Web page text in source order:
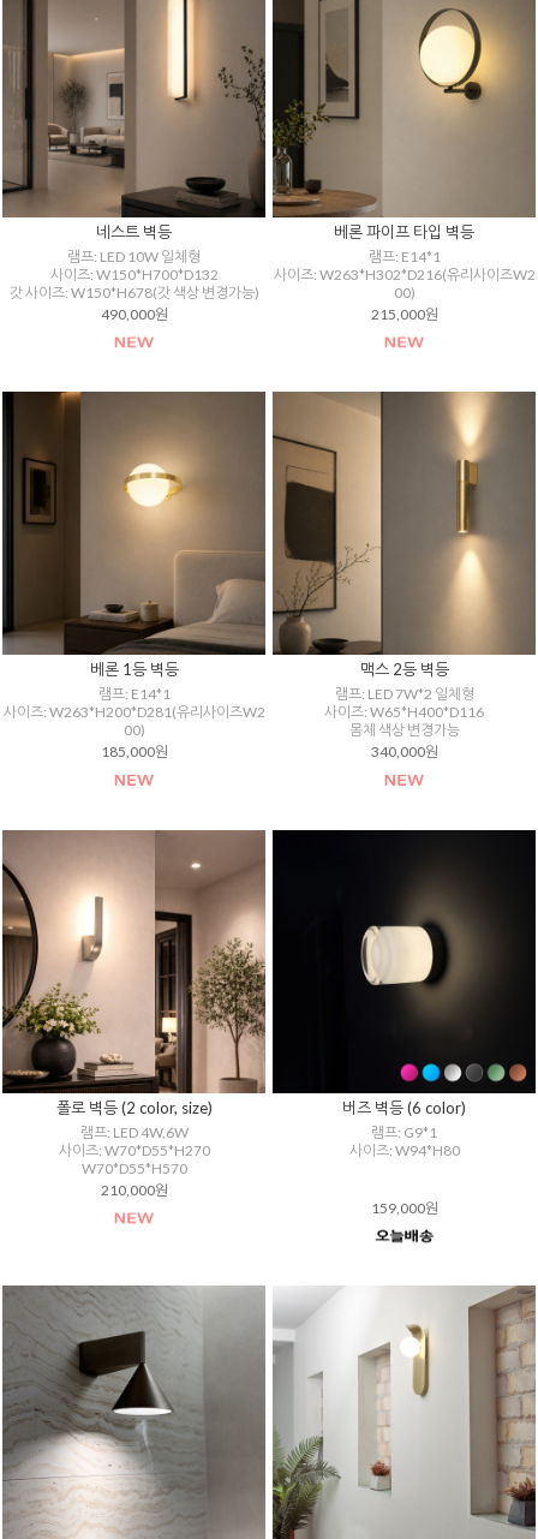
네스트 벽등
램프: LED 10W 일체형
사이즈: W150*H700*D132
갓 사이즈: W150*H678(갓 색상 변경가능)
490,000원
베론 파이프 타입 벽등
램프: E14*1
사이즈: W263*H302*D216(유리사이즈W2
00)
215,000원
베론 1등 벽등
램프: E14*1
사이즈: W263*H200*D281(유리사이즈W2
00)
185,000원
맥스 2등 벽등
램프: LED 7W*2 일체형
사이즈: W65*H400*D116
몸체 색상 변경가능
340,000원
폴로 벽등 (2 color, size)
램프: LED 4W,6W
사이즈: W70*D55*H270
W70*D55*H570
210,000원
버즈 벽등 (6 color)
램프: G9*1
사이즈: W94*H80
159,000원